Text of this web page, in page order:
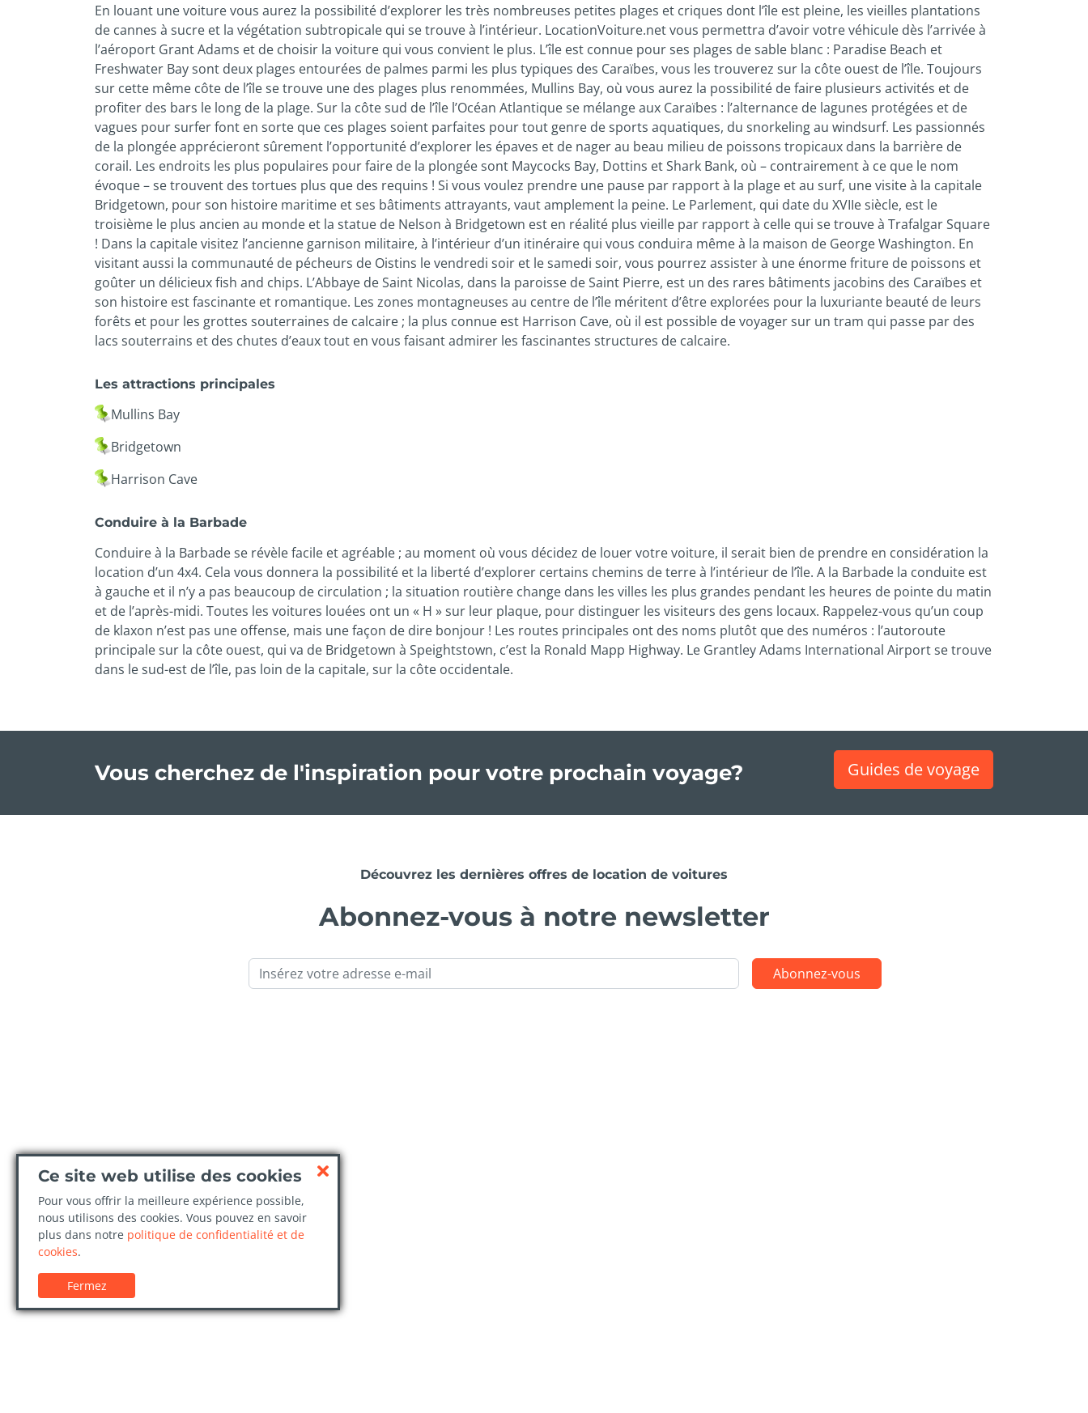
En louant une voiture vous aurez la possibilité d’explorer les très nombreuses petites plages et criques dont l’île est pleine, les vieilles plantations
de cannes à sucre et la végétation subtropicale qui se trouve à l’intérieur. LocationVoiture.net vous permettra d’avoir votre véhicule dès l’arrivée à
l’aéroport Grant Adams et de choisir la voiture qui vous convient le plus. L’île est connue pour ses plages de sable blanc : Paradise Beach et
Freshwater Bay sont deux plages entourées de palmes parmi les plus typiques des Caraïbes, vous les trouverez sur la côte ouest de l’île. Toujours
sur cette même côte de l’île se trouve une des plages plus renommées, Mullins Bay, où vous aurez la possibilité de faire plusieurs activités et de
profiter des bars le long de la plage. Sur la côte sud de l’île l’Océan Atlantique se mélange aux Caraïbes : l’alternance de lagunes protégées et de
vagues pour surfer font en sorte que ces plages soient parfaites pour tout genre de sports aquatiques, du snorkeling au windsurf. Les passionnés
de la plongée apprécieront sûrement l’opportunité d’explorer les épaves et de nager au beau milieu de poissons tropicaux dans la barrière de
corail. Les endroits les plus populaires pour faire de la plongée sont Maycocks Bay, Dottins et Shark Bank, où – contrairement à ce que le nom
évoque – se trouvent des tortues plus que des requins ! Si vous voulez prendre une pause par rapport à la plage et au surf, une visite à la capitale
Bridgetown, pour son histoire maritime et ses bâtiments attrayants, vaut amplement la peine. Le Parlement, qui date du XVIIe siècle, est le
troisième le plus ancien au monde et la statue de Nelson à Bridgetown est en réalité plus vieille par rapport à celle qui se trouve à Trafalgar Square
! Dans la capitale visitez l’ancienne garnison militaire, à l’intérieur d’un itinéraire qui vous conduira même à la maison de George Washington. En
visitant aussi la communauté de pécheurs de Oistins le vendredi soir et le samedi soir, vous pourrez assister à une énorme friture de poissons et
goûter un délicieux fish and chips. L’Abbaye de Saint Nicolas, dans la paroisse de Saint Pierre, est un des rares bâtiments jacobins des Caraïbes et
son histoire est fascinante et romantique. Les zones montagneuses au centre de l’île méritent d’être explorées pour la luxuriante beauté de leurs
forêts et pour les grottes souterraines de calcaire ; la plus connue est Harrison Cave, où il est possible de voyager sur un tram qui passe par des
lacs souterrains et des chutes d’eaux tout en vous faisant admirer les fascinantes structures de calcaire.
Les attractions principales
Mullins Bay
Bridgetown
Harrison Cave
Conduire à la Barbade
Conduire à la Barbade se révèle facile et agréable ; au moment où vous décidez de louer votre voiture, il serait bien de prendre en considération la
location d’un 4x4. Cela vous donnera la possibilité et la liberté d’explorer certains chemins de terre à l’intérieur de l’île. A la Barbade la conduite est
à gauche et il n’y a pas beaucoup de circulation ; la situation routière change dans les villes les plus grandes pendant les heures de pointe du matin
et de l’après-midi. Toutes les voitures louées ont un « H » sur leur plaque, pour distinguer les visiteurs des gens locaux. Rappelez-vous qu’un coup
de klaxon n’est pas une offense, mais une façon de dire bonjour ! Les routes principales ont des noms plutôt que des numéros : l’autoroute
principale sur la côte ouest, qui va de Bridgetown à Speightstown, c’est la Ronald Mapp Highway. Le Grantley Adams International Airport se trouve
dans le sud-est de l’île, pas loin de la capitale, sur la côte occidentale.
Vous cherchez de l'inspiration pour votre prochain voyage? Guides de voyage
Découvrez les dernières offres de location de voitures
Abonnez-vous à notre newsletter
Email Abonnez-vous
Ce site web utilise des cookies
Pour vous offrir la meilleure expérience possible,
nous utilisons des cookies. Vous pouvez en savoir
plus dans notre politique de confidentialité et de
cookies.
Fermez